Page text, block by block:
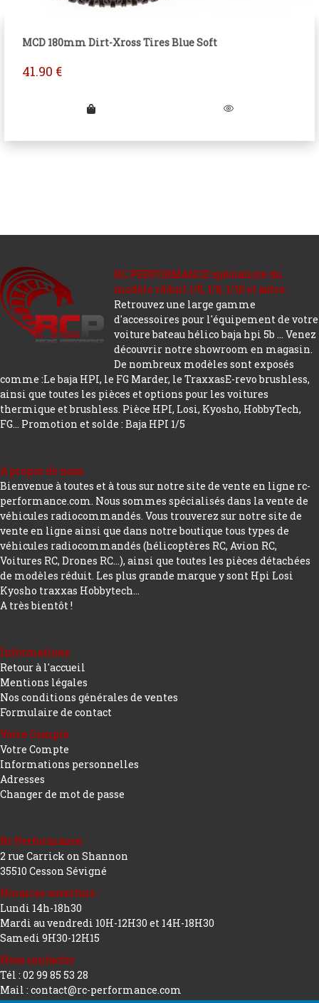
MCD 180mm Dirt-Xross Tires Blue Soft
41.90 €
RC PERFORMANCE spécialiste du
modèle réduit 1/5, 1/8, 1/10 et autre.
Retrouvez une large gamme
d'accessoires pour l'équipement de votre
voiture bateau hélico baja hpi 5b ... Venez
découvrir notre showroom en magasin.
De nombreux modèles sont exposés
comme :Le baja HPI, le FG Marder, le TraxxasE-revo brushless,
ainsi que toutes les pièces et options pour les voitures
thermique et brushless. Pièce HPI, Losi, Kyosho, HobbyTech,
FG... Promotion et solde : Baja HPI 1/5
A propos de nous
Bienvenue à toutes et à tous sur notre site de vente en ligne rc-
performance.com. Nous sommes spécialisés dans la vente de
véhicules radiocommandés. Vous trouverez sur notre site de
vente en ligne ainsi que dans notre boutique tous types de
véhicules radiocommandés (hélicoptères RC, Avion RC,
Voitures RC, Drones RC…), ainsi que toutes les pièces détachées
de modèles réduit. Les plus grande marque y sont Hpi Losi
Kyosho traxxas Hobbytech...
A très bientôt !
Informations
Retour à l'accueil
Mentions légales
Nos conditions générales de ventes
Formulaire de contact
Votre Compte
Votre Compte
Informations personnelles
Adresses
Changer de mot de passe
Rc Performance
2 rue Carrick on Shannon
35510 Cesson Sévigné
Horaires ouverture :
Lundi 14h-18h30
Mardi au vendredi 10H-12H30 et 14H-18H30
Samedi 9H30-12H15
Nous contacter
Tél : 02 99 85 53 28
Mail : contact@rc-performance.com